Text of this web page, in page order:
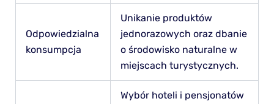
Odpowiedzialna
konsumpcja
Unikanie produktów
jednorazowych oraz dbanie
o środowisko naturalne w
miejscach turystycznych.
Wybór hoteli i pensjonatów